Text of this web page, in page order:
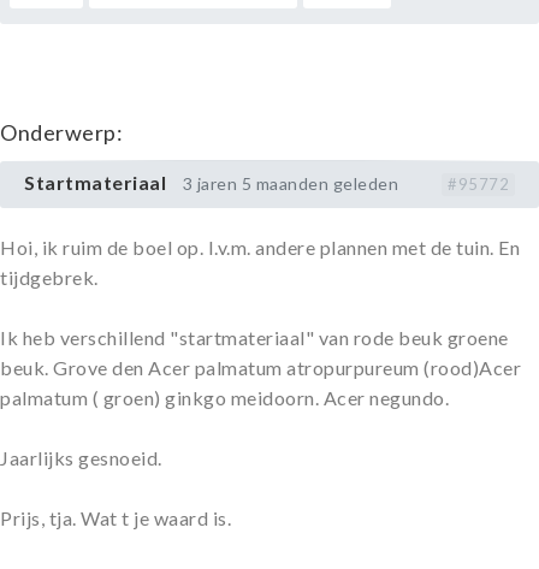
Onderwerp:
Startmateriaal 3 jaren 5 maanden geleden #95772
Hoi, ik ruim de boel op. I.v.m. andere plannen met de tuin. En
tijdgebrek.
Ik heb verschillend "startmateriaal" van rode beuk groene
beuk. Grove den Acer palmatum atropurpureum (rood)Acer
palmatum ( groen) ginkgo meidoorn. Acer negundo.
Jaarlijks gesnoeid.
Prijs, tja. Wat t je waard is.